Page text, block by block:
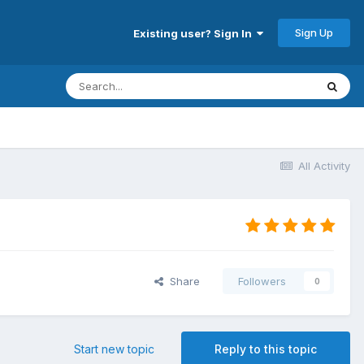
Existing user? Sign In Sign Up
All Activity
Share Followers 0
Reply to this topic
Start new topic